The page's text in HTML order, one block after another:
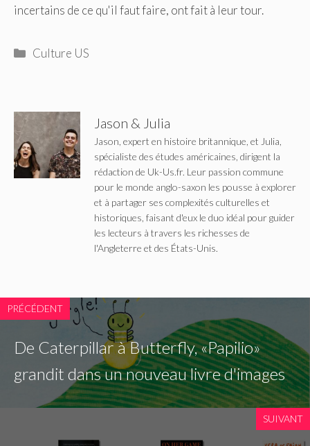
incertains de ce qu'il faut faire, ont fait à leur tour.
Catégories
Culture US
Jason & Julia
Jason, expert en histoire britannique, et Julia,
spécialiste des études américaines, dirigent la
rédaction de Uk-Us.fr. Leur passion commune
pour le monde anglo-saxon les pousse à explorer
et à partager ses complexités culturelles et
historiques, faisant d'eux le duo idéal pour guider
les lecteurs à travers les richesses de
l'Angleterre et des États-Unis.
PRÉCÉDENT
De Caterpillar à Butterfly, «Papilio»
grandit dans un nouveau livre d'images
SUIVANT